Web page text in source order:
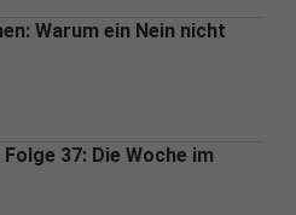
Warum ein Nein nicht
37: Die Woche im